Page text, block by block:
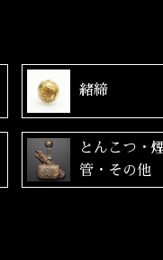
緒締
とんこつ・
管・その他